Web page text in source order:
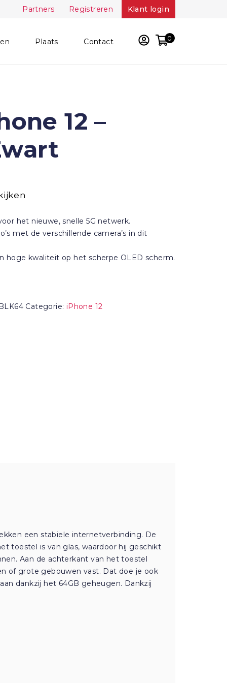
Partners Registreren Klant login
Plaats Contact 0
12 –
het nieuwe, snelle 5G netwerk.
met de verschillende camera’s in dit
hoge kwaliteit op het scherpe OLED scherm.
Categorie: iPhone 12
een stabiele internetverbinding. De
toestel is van glas, waardoor hij geschikt
Aan de achterkant van het toestel
of grote gebouwen vast. Dat doe je ook
dankzij het 64GB geheugen. Dankzij